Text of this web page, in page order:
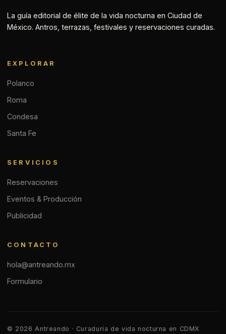
La guía editorial de élite de la vida nocturna en Ciudad de
México. Antros, terrazas, festivales y reservaciones curadas.
EXPLORAR
Polanco
Roma
Condesa
Santa Fe
SERVICIOS
Reservaciones
Eventos & Producción
Publicidad
CONTACTO
hola@antreando.mx
Formulario
© 2026 Antreando · Curaduría de vida nocturna en CDMX